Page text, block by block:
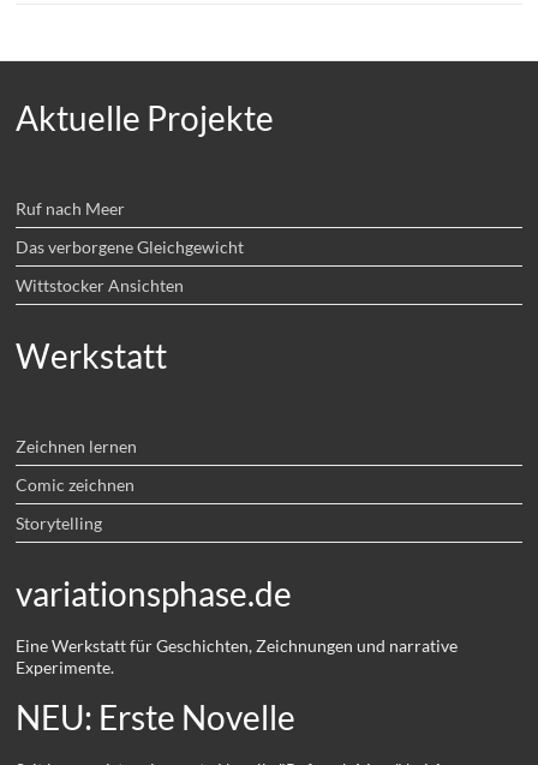
Aktuelle Projekte
Ruf nach Meer
Das verborgene Gleichgewicht
Wittstocker Ansichten
Werkstatt
Zeichnen lernen
Comic zeichnen
Storytelling
variationsphase.de
Eine Werkstatt für Geschichten, Zeichnungen und narrative
Experimente.
NEU: Erste Novelle